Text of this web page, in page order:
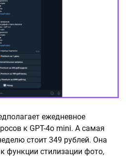
ежедневное
к GPT-4o mini. А самая
стоит 349 рублей. Она
функции стилизации фото,